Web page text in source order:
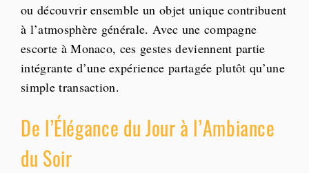
ou découvrir ensemble un objet unique contribuent
à l’atmosphère générale. Avec une compagne
escorte à Monaco, ces gestes deviennent partie
intégrante d’une expérience partagée plutôt qu’une
simple transaction.
De l’Élégance du Jour à l’Ambiance
du Soir